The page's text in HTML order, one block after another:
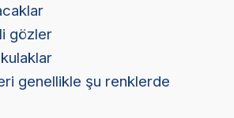
gözler
genellikle şu renklerde